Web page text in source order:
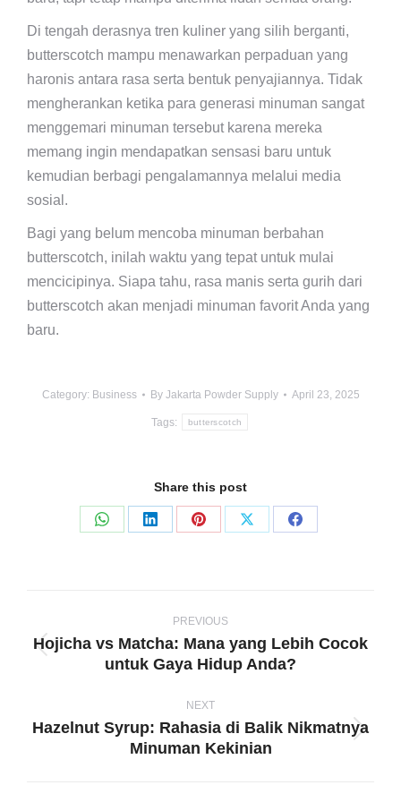
Di tengah derasnya tren kuliner yang silih berganti,
butterscotch mampu menawarkan perpaduan yang
haronis antara rasa serta bentuk penyajiannya. Tidak
mengherankan ketika para generasi minuman sangat
menggemari minuman tersebut karena mereka
memang ingin mendapatkan sensasi baru untuk
kemudian berbagi pengalamannya melalui media
sosial.
Bagi yang belum mencoba minuman berbahan
butterscotch, inilah waktu yang tepat untuk mulai
mencicipinya. Siapa tahu, rasa manis serta gurih dari
butterscotch akan menjadi minuman favorit Anda yang
baru.
Category: Business By Jakarta Powder Supply April 23, 2025
Tags: butterscotch
Share this post
Share
Share
Share
Share
Share
navigation
PREVIOUS
Previous
Hojicha vs Matcha: Mana yang Lebih Cocok
untuk Gaya Hidup Anda?
NEXT
Next
Hazelnut Syrup: Rahasia di Balik Nikmatnya
Minuman Kekinian